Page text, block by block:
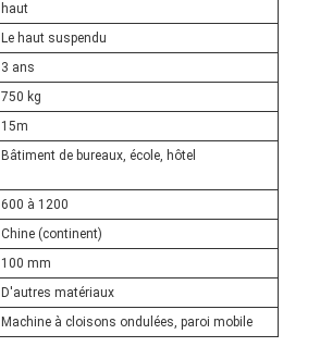
haut
Le haut suspendu
3 ans
750 kg
15m
Bâtiment de bureaux, école, hôtel
600 à 1200
Chine (continent)
100 mm
D'autres matériaux
Machine à cloisons ondulées, paroi mobile